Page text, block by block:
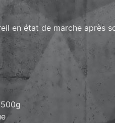
en état de marche après